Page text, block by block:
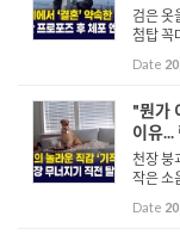
검은 옷
첨탑 꼭
다. 빌
이길 때
Date
"뭔가
이유
천장 붕
작은 소
불안
어 어디
Date